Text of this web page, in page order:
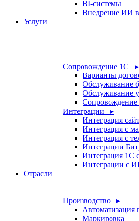
BI-системы
Внедрение ИИ
Услуги
Сопровождение 1С ▸
Варианты
Обслуживание
Обслуживание
Сопровождение
Интеграции ▸
Интеграция
Интеграция с
Интеграция с
Интеграции
Интеграция 1С
Интеграции с
Отрасли
Производство ▸
Автоматизация
Маркировка